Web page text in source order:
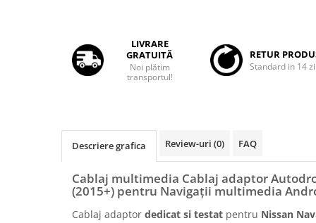
Rame adaptoare Honda
Rame Adaptoare Porsche
Rame adaptoare Citroen
Rame adaptoare Daihatsu
LIVRARE
GRATUITĂ
Noi plătim
transportul!
RETUR
Standard in 14
Descriere grafica Review-uri (0) FAQ
Cablaj multimedia Cablaj adaptor
(2015+) pentru Navigații multimedia
Cablaj adaptor dedicat si testat pentru Nissan